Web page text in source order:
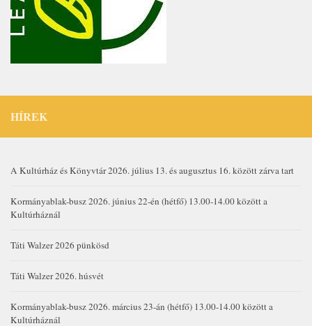
HÍREK
A Kultúrház és Könyvtár 2026. július 13. és augusztus 16. között zárva tart
Kormányablak-busz 2026. június 22-én (hétfő) 13.00-14.00 között a
Kultúrháznál
Táti Walzer 2026 pünkösd
Táti Walzer 2026. húsvét
Kormányablak-busz 2026. március 23-án (hétfő) 13.00-14.00 között a
Kultúrháznál